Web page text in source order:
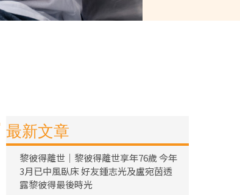
最新文章
黎彼得離世｜黎彼得離世享年76歲 今年
3月已中風臥床 好友鍾志光及盧宛茵透
露黎彼得最後時光